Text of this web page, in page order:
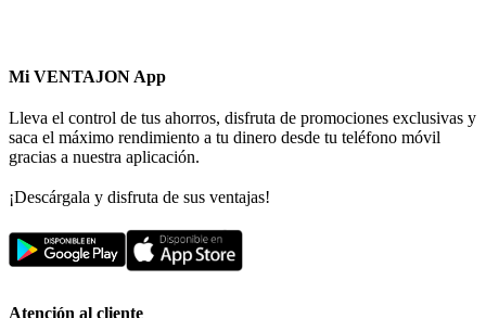
Mi VENTAJON App
Lleva el control de tus ahorros, disfruta de promociones exclusivas y
saca el máximo rendimiento a tu dinero desde tu teléfono móvil
gracias a nuestra aplicación.
¡Descárgala y disfruta de sus ventajas!
Atención al cliente